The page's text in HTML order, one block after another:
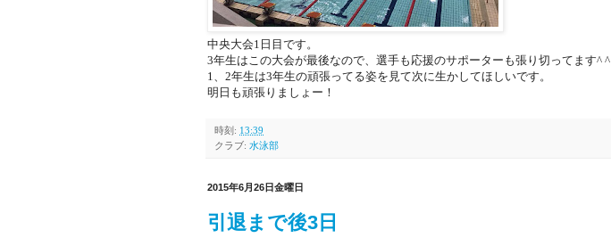
中央大会1日目です。
3年生はこの大会が最後なので、選手も応援のサポーターも張り切ってます^ ^
1、2年生は3年生の頑張ってる姿を見て次に生かしてほしいです。
明日も頑張りましょー！
時刻: 13:39
クラブ: 水泳部
2015年6月26日金曜日
引退まで後3日